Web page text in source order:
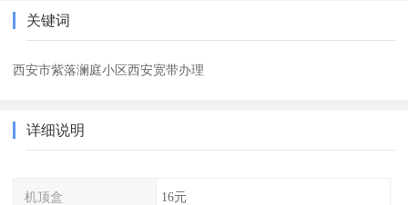
关键词
西安市紫落澜庭小区西安宽带办理
详细说明
机顶盒 16元